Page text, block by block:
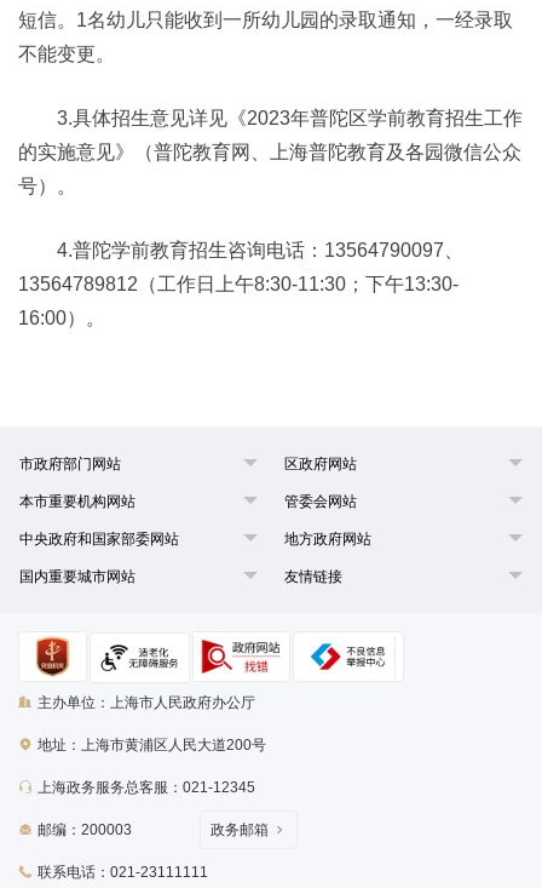
短信。1名幼儿只能收到一所幼儿园的录取通知，一经录取
不能变更。
3.具体招生意见详见《2023年普陀区学前教育招生工作
的实施意见》（普陀教育网、上海普陀教育及各园微信公众
号）。
4.普陀学前教育招生咨询电话：13564790097、
13564789812（工作日上午8:30-11:30；下午13:30-
16:00）。
市政府部门网站 区政府网站
本市重要机构网站 管委会网站
中央政府和国家部委网站 地方政府网站
国内重要城市网站 友情链接
主办单位：上海市人民政府办公厅
地址：上海市黄浦区人民大道200号
上海政务服务总客服：021-12345
邮编：200003
联系电话：021-23111111
政务邮箱